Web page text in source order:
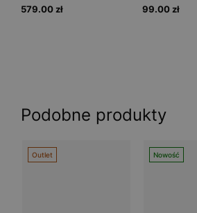
579.00 zł
99.00 zł
Podobne produkty
Outlet Nowość